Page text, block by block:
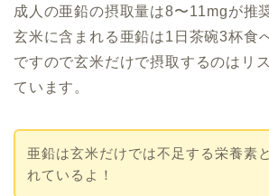
成人の亜鉛の摂取量は8〜11mgが推
玄米に含まれる亜鉛は1日茶碗3杯食
ですので玄米だけで摂取するのはリ
ています。
亜鉛は玄米だけでは不足する栄養素
れているよ！